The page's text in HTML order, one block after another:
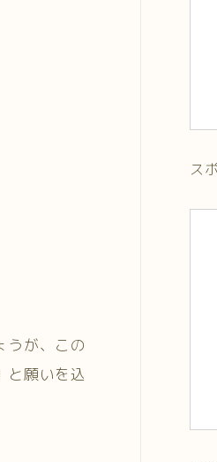
うが、この
と願いを込
ス